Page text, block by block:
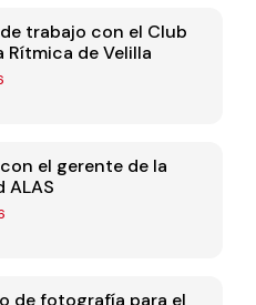
trabajo con el Club
Rítmica de Velilla
el gerente de la
ALAS
de fotografía para el